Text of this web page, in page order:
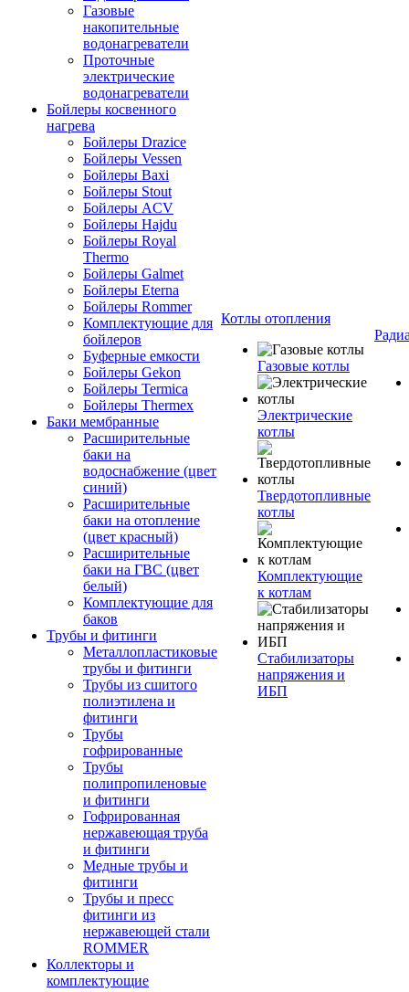
Газовые
накопительные
водонагреватели
Проточные
электрические
водонагреватели
Бойлеры косвенного
нагрева
Бойлеры Drazice
Бойлеры Vessen
Бойлеры Baxi
Бойлеры Stout
Бойлеры ACV
Бойлеры Hajdu
Бойлеры Royal
Thermo
Бойлеры Galmet
Бойлеры Eterna
Бойлеры Rommer
Комплектующие для
бойлеров
Буферные емкости
Бойлеры Gekon
Бойлеры Termica
Бойлеры Thermex
Баки мембранные
Расширительные
баки на
водоснабжение (цвет
синий)
Расширительные
баки на отопление
(цвет красный)
Расширительные
баки на ГВС (цвет
белый)
Комплектующие для
баков
Трубы и фитинги
Металлопластиковые
трубы и фитинги
Трубы из сшитого
полиэтилена и
фитинги
Трубы
гофрированные
Трубы
полипропиленовые
и фитинги
Гофрированная
нержавеющая труба
и фитинги
Медные трубы и
фитинги
Трубы и пресс
фитинги из
нержавеющей стали
ROMMER
Коллекторы и
комплектующие
Котлы отопления
Газовые котлы
Электрические
котлы
Твердотопливные
котлы
Комплектующие
к котлам
Стабилизаторы
напряжения и
ИБП